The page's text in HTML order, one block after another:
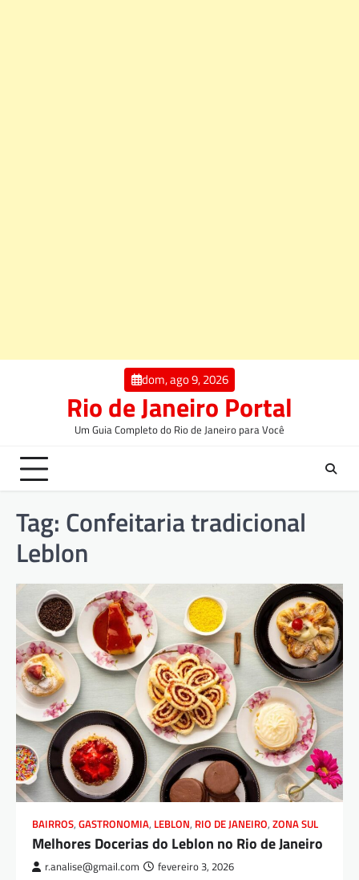
dom, ago 9, 2026
Rio de Janeiro Portal
Um Guia Completo do Rio de Janeiro para Você
Tag: Confeitaria tradicional
Leblon
BAIRROS, GASTRONOMIA, LEBLON, RIO DE JANEIRO, ZONA SUL
Melhores Docerias do Leblon no Rio de Janeiro
r.analise@gmail.com fevereiro 3, 2026